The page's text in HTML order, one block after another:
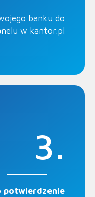
banku do
w kantor.pl
3.
potwierdzenie